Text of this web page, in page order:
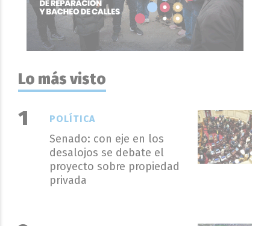
Lo más visto
Senado: con eje en los
desalojos se debate el
proyecto sobre propiedad
privada
POLÍTICA